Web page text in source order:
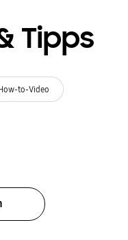
Tipps
to-Video